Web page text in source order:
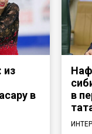
из
в
в